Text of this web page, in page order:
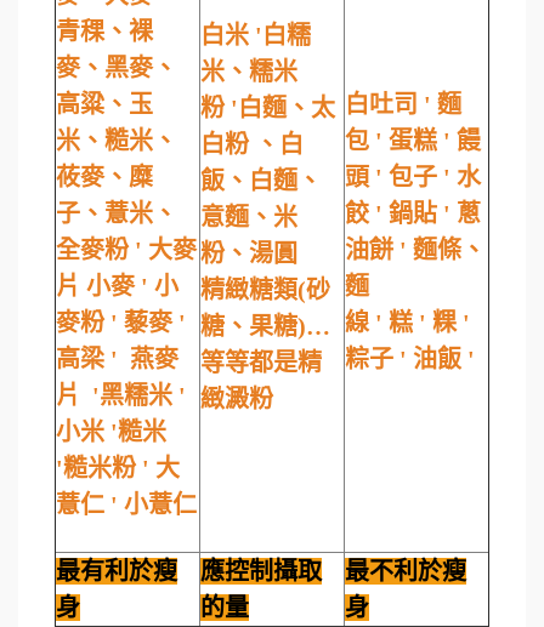
青稞、裸
麥、黑麥、
高粱、玉
米、糙米、
莜麥、糜
子、薏米、
全麥粉 ' 大麥
片 小麥 ' 小
麥粉 ' 藜麥 '
高梁 ' 燕麥
片 '黑糯米 '
小米 '糙米
'糙米粉 ' 大
薏仁 ' 小薏仁
白米 '白糯
米、糯米
粉 '白麵、太
白粉 、白
飯、白麵、
意麵、米
粉、湯圓
精緻糖類(砂
糖、果糖)…
等等都是精
緻澱粉
白吐司 ' 麵
包 ' 蛋糕 ' 饅
頭 ' 包子 ' 水
餃 ' 鍋貼 ' 蔥
油餅 ' 麵條、
麵
線 ' 糕 ' 粿 '
粽子 ' 油飯 '
最有利於瘦
身
應控制攝取
的量
最不利於瘦
身